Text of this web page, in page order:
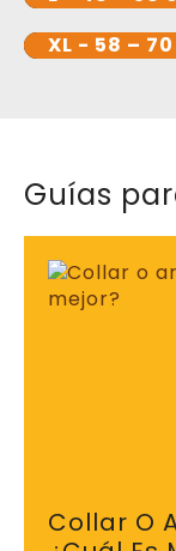
XL - 58 –
Guías
Collar O